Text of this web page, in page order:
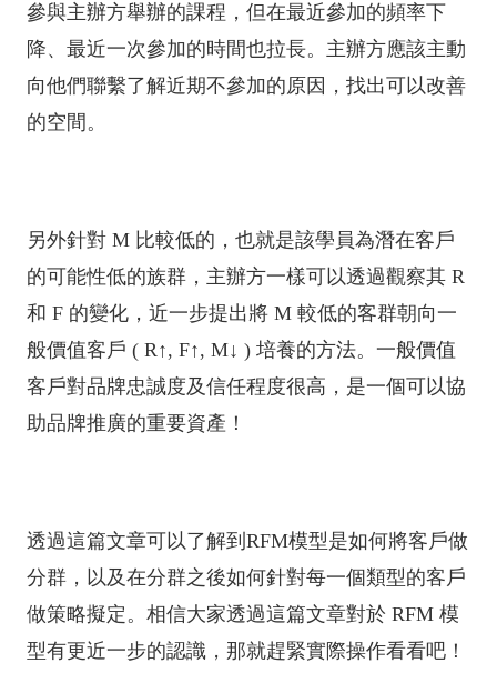
參與主辦方舉辦的課程，但在最近參加的頻率下
降、最近一次參加的時間也拉長。主辦方應該主動
向他們聯繫了解近期不參加的原因，找出可以改善
的空間。
另外針對 M 比較低的，也就是該學員為潛在客戶
的可能性低的族群，主辦方一樣可以透過觀察其 R
和 F 的變化，近一步提出將 M 較低的客群朝向一
般價值客戶 ( R↑, F↑, M↓ ) 培養的方法。一般價值
客戶對品牌忠誠度及信任程度很高，是一個可以協
助品牌推廣的重要資產！
透過這篇文章可以了解到RFM模型是如何將客戶做
分群，以及在分群之後如何針對每一個類型的客戶
做策略擬定。相信大家透過這篇文章對於 RFM 模
型有更近一步的認識，那就趕緊實際操作看看吧！